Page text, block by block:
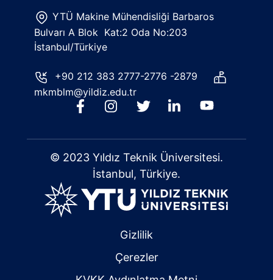
YTÜ Makine Mühendisliği Barbaros
Bulvarı A Blok Kat:2 Oda No:203
İstanbul/Türkiye
+90 212 383 2777-2776 -2879
mkmblm@yildiz.edu.tr
© 2023 Yıldız Teknik Üniversitesi.
İstanbul, Türkiye.
Gizlilik
Çerezler